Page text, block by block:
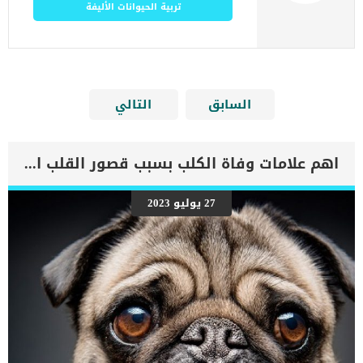
تربية الحيوانات الأليفة
السابق التالي
اهم علامات وفاة الكلب بسبب قصور القلب الاحتقانى
27 يوليو 2023